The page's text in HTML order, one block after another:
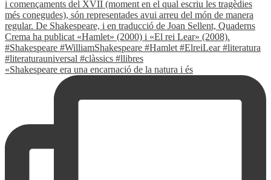
«Shakespeare era una encarnació de la natura i és